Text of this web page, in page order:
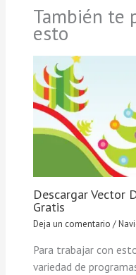
También te
esto
Descargar Vector
Gratis
Deja un comentario /
Para trabajar con
variedad de